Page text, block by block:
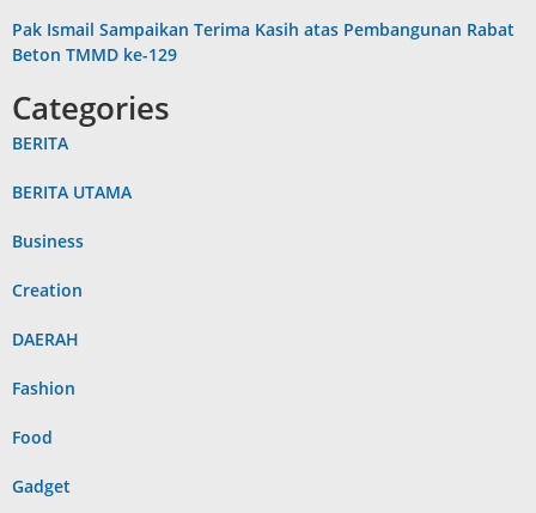
Pak Ismail Sampaikan Terima Kasih atas Pembangunan Rabat
Beton TMMD ke-129
Categories
BERITA
BERITA UTAMA
Business
Creation
DAERAH
Fashion
Food
Gadget